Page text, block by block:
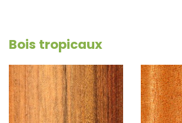
Bois tropicaux